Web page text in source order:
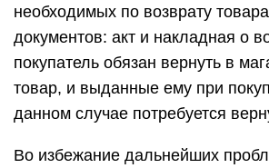
необходимых по возврату
документов: акт и накладная о
покупатель обязан вернуть в
товар, и выданные ему при
данном случае потребуется
Во избежание дальнейших